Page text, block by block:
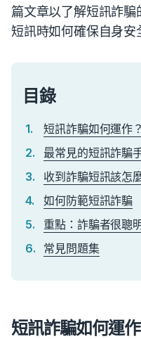
篇文章以了解短訊詐
短訊時如何確保自身安
目錄
短訊詐騙如何運作？
最常見的短訊詐騙
收到詐騙短訊該怎
如何防範短訊詐騙
重點：詐騙者很聰
常見問題集
短訊詐騙如何運